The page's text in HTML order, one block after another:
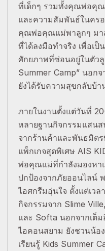
ที่เด็กๆ รวมทั้งคุณพ่อคุ
และความสัมพันธ์ในคร
คุณพ่อคุณแม่พาลูกๆ มา
ที่ได้ลงมือทำจริง เพื่อเ
ศักยภาพที่ซ่อนอยู่ในตัวลู
Summer Camp” นอก
ยังได้รับความสุขกลับบ้
ภายในงานตั้งแต่วันที่
หลายฐานกิจกรรมแสน
จากร้านค้าและพันธมิต
แพ็กเกจสุดพิเศษ AIS
พ่อคุณแม่ที่กำลังมองหา
ปกป้องจากภัยออนไลน์
ไอศกรีมอุ่นใจ ตั้งแต่เวล
กิจกรรมจาก Slime
และ Softa นอกจากเต็
ไอคอนสยาม ยังชวนน้อ
เรียนรู้ Kids Summer